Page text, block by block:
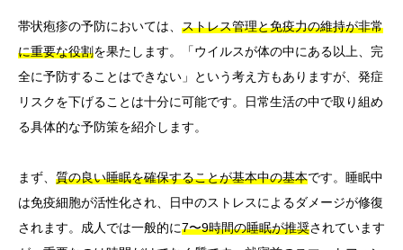
帯状疱疹の予防においては、 ストレス管理と免疫力の維持が非常
に重要な役割を果たします。「ウイルスが体の中にある以上、完
全に予防することはできない」という考え方もありますが、発症
リスクを下げることは十分に可能です。日常生活の中で取り組め
る具体的な予防策を紹介します。
まず、 質の良い睡眠を確保することが基本中の基本です。睡眠中
は免疫細胞が活性化され、日中のストレスによるダメージが修復
されます。成人では一般的に7〜9時間の睡眠が推奨されています